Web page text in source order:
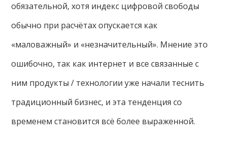
обязательной, хотя индекс цифровой свободы
обычно при расчётах опускается как
«маловажный» и «незначительный». Мнение это
ошибочно, так как интернет и все связанные с
ним продукты / технологии уже начали теснить
традиционный бизнес, и эта тенденция со
временем становится всё более выраженной.